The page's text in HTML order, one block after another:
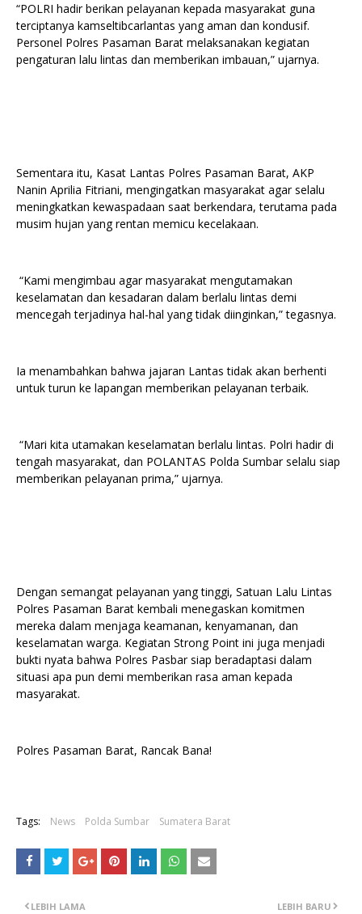
“POLRI hadir berikan pelayanan kepada masyarakat guna
terciptanya kamseltibcarlantas yang aman dan kondusif.
Personel Polres Pasaman Barat melaksanakan kegiatan
pengaturan lalu lintas dan memberikan imbauan,” ujarnya.
Sementara itu, Kasat Lantas Polres Pasaman Barat, AKP
Nanin Aprilia Fitriani, mengingatkan masyarakat agar selalu
meningkatkan kewaspadaan saat berkendara, terutama pada
musim hujan yang rentan memicu kecelakaan.
“Kami mengimbau agar masyarakat mengutamakan
keselamatan dan kesadaran dalam berlalu lintas demi
mencegah terjadinya hal-hal yang tidak diinginkan,” tegasnya.
Ia menambahkan bahwa jajaran Lantas tidak akan berhenti
untuk turun ke lapangan memberikan pelayanan terbaik.
“Mari kita utamakan keselamatan berlalu lintas. Polri hadir di
tengah masyarakat, dan POLANTAS Polda Sumbar selalu siap
memberikan pelayanan prima,” ujarnya.
Dengan semangat pelayanan yang tinggi, Satuan Lalu Lintas
Polres Pasaman Barat kembali menegaskan komitmen
mereka dalam menjaga keamanan, kenyamanan, dan
keselamatan warga. Kegiatan Strong Point ini juga menjadi
bukti nyata bahwa Polres Pasbar siap beradaptasi dalam
situasi apa pun demi memberikan rasa aman kepada
masyarakat.
Polres Pasaman Barat, Rancak Bana!
Tags: News Polda Sumbar Sumatera Barat
LEBIH BARU
LEBIH LAMA